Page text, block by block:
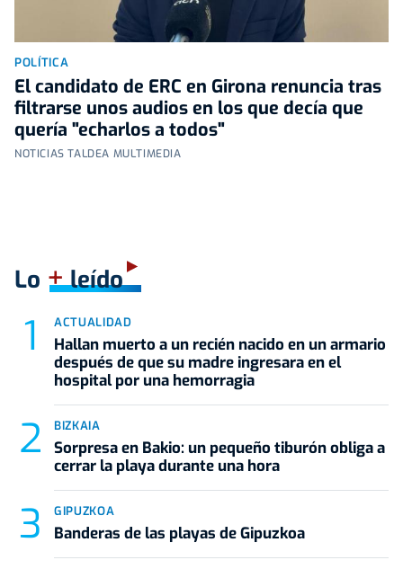
POLÍTICA
El candidato de ERC en Girona renuncia tras
filtrarse unos audios en los que decía que
quería "echarlos a todos"
NOTICIAS TALDEA MULTIMEDIA
Lo +leído
ACTUALIDAD
Hallan muerto a un recién nacido en un armario
después de que su madre ingresara en el
hospital por una hemorragia
BIZKAIA
Sorpresa en Bakio: un pequeño tiburón obliga a
cerrar la playa durante una hora
GIPUZKOA
Banderas de las playas de Gipuzkoa